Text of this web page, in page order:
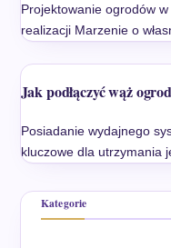
Projektowanie ogrodów
realizacji Marzenie o
Jak podłączyć wąż
Posiadanie wydajnego
kluczowe dla utrzymania
Kategorie